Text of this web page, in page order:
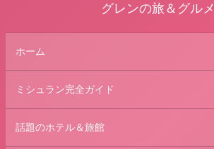
グレンの旅＆グルメ
ホーム
ミシュラン完全ガイド
話題のホテル＆旅館